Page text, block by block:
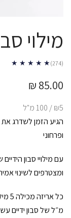
מילוי
★ ★ ★ ★ ★(274)
85.00 ₪
₪5 / 100 מ"ל
הגיע הזמן לשדרג את
ופרחוני
עם מילויי סבון
ומצטרפים לשינוי
מ״ל של סבון ידיים